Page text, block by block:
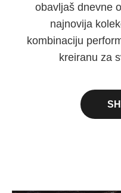
obavljaš dnevne
najnovija
kombinaciju
kreiranu za